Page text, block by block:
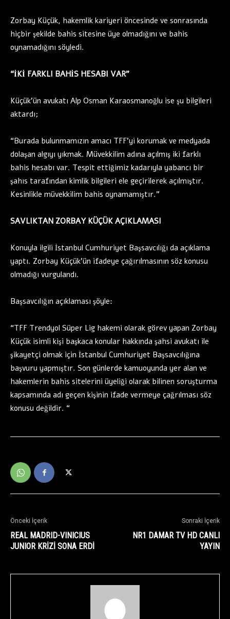
Zorbay Küçük, hakemlik kariyeri öncesinde ve sonrasında
hiçbir şekilde bahis sitesine üye olmadığını ve bahis
oynamadığını söyledi.
“İKİ FARKLI BAHİS HESABI VAR”
Küçük’ün avukatı Alp Osman Karaosmanoğlu ise şu bilgileri
aktardı;
“Burada bulunmamızın amacı TFF’yi korumak ve medyada
dolaşan algıyı yıkmak. Müvekkilim adına açılmış iki farklı
bahis hesabı var. Tespit ettiğimiz kadarıyla yabancı bir
şahıs tarafından kimlik bilgileri ele geçirilerek açılmıştır.
Kesinlikle müvekkilim bahis oynamamıştır.”
SAVLIKTAN ZORBAY KÜÇÜK AÇIKLAMASI
Konuyla ilgili İstanbul Cumhuriyet Başsavcılığı da açıklama
yaptı. Zorbay Küçük’ün ifadeye çağırılmasının söz konusu
olmadığı vurgulandı.
Başsavcılığın açıklaması şöyle:
“TFF Trendyol Süper Lig hakemi olarak görev yapan Zorbay
Küçük isimli kişi başkaca konular hakkında şahsi avukatı ile
şikayetçi olmak için İstanbul Cumhuriyet Başsavcılığına
başvuru yapmıştır. Son günlerde kamuoyunda yer alan ve
hakemlerin bahis sitelerini üyeliği olarak bilinen soruşturma
kapsamında adı geçen kişinin ifade vermeye çağrılması söz
konusu değildir. “
Önceki İçerik
REAL MADRID-VINICIUS
JUNIOR KRİZİ SONA ERDİ
Sonraki İçerik
NR1 DAMAR TV HD CANLI
YAYIN